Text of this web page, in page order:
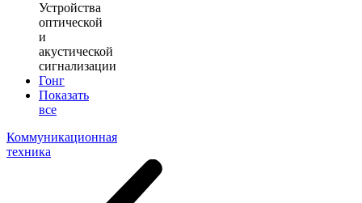
Устройства
оптической
и
акустической
сигнализации
Гонг
Показать
все
Коммуникационная
техника